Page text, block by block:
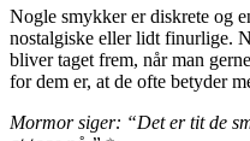
Nogle smykker er diskrete og
nostalgiske eller lidt finurlige.
bliver taget frem, når man
for dem er, at de ofte betyder
Mormor siger: “Det er tit de